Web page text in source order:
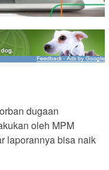
dugaan
oleh MPM
laporannya bisa naik